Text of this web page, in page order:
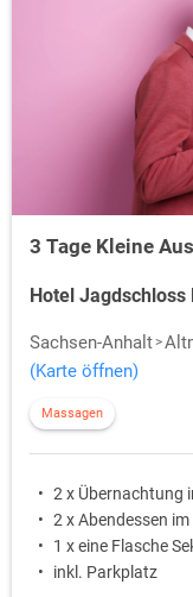
3 Tage Kleine
Hotel Jagdschloss
Sachsen-Anhalt
(Karte öffnen)
Massagen
2 x Übernachtung
2 x Abendessen
1 x eine Flasche
inkl. Parkplatz